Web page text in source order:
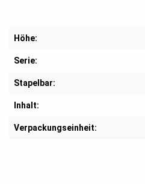
Höhe:
Serie:
Stapelbar:
Inhalt:
Verpackungseinheit: